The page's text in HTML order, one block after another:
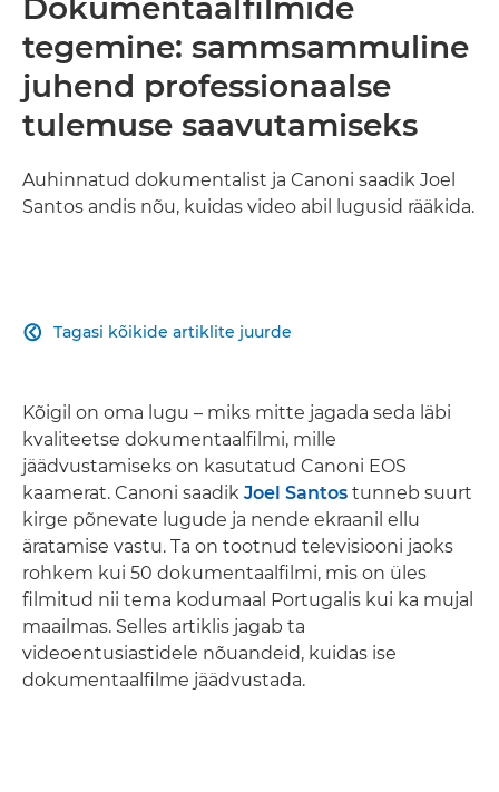
Dokumentaalfilmide
tegemine: sammsammuline
juhend professionaalse
tulemuse saavutamiseks
Auhinnatud dokumentalist ja Canoni saadik Joel
Santos andis nõu, kuidas video abil lugusid rääkida.
Tagasi kõikide artiklite juurde

Kõigil on oma lugu – miks mitte jagada seda läbi
kvaliteetse dokumentaalfilmi, mille
jäädvustamiseks on kasutatud Canoni EOS
kaamerat. Canoni saadik Joel Santos tunneb suurt
kirge põnevate lugude ja nende ekraanil ellu
äratamise vastu. Ta on tootnud televisiooni jaoks
rohkem kui 50 dokumentaalfilmi, mis on üles
filmitud nii tema kodumaal Portugalis kui ka mujal
maailmas. Selles artiklis jagab ta
videoentusiastidele nõuandeid, kuidas ise
dokumentaalfilme jäädvustada.